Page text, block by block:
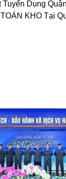
KHO Tại